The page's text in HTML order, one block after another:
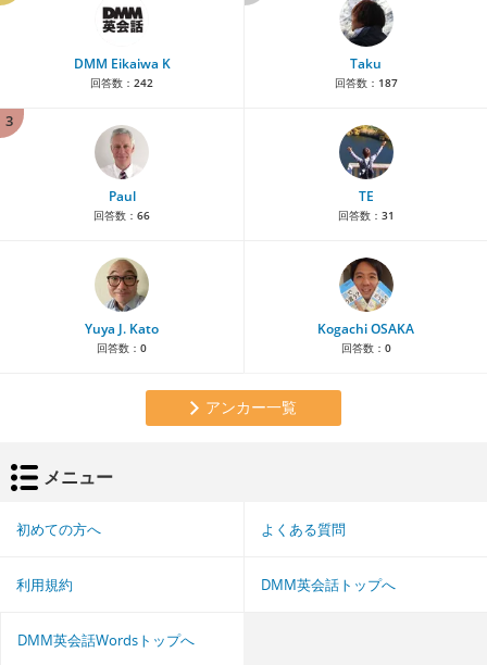
DMM Eikaiwa K
回答数： 242
Taku
回答数： 187
3
Paul
回答数： 66
TE
回答数： 31
Yuya J. Kato
回答数： 0
Kogachi OSAKA
回答数： 0
アンカー一覧
メニュー
初めての方へ よくある質問
利用規約 DMM英会話トップへ
DMM英会話Wordsトップへ